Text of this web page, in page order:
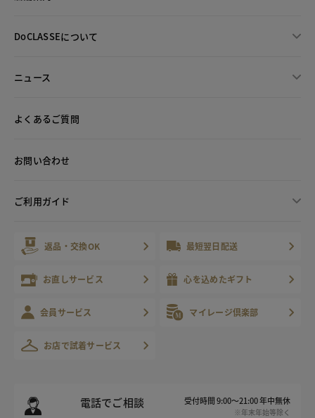
DoCLASSEについて
ニュース
よくあるご質問
お問い合わせ
ご利用ガイド
返品・交換OK 最短翌日配送
お直しサービス 心を込めたギフト
会員サービス マイレージ倶楽部
お店で試着サービス
電話でご相談 受付時間 9:00～21:00 年中無休
※年末年始等除く